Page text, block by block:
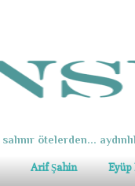
ötelerden...
Arif Şahin Eyüp